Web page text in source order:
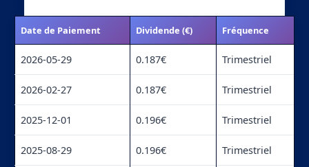
Date de Paiement Dividende (€) Fréquence
2026-05-29 0.187€ Trimestriel
2026-02-27 0.187€ Trimestriel
2025-12-01 0.196€ Trimestriel
2025-08-29 0.196€ Trimestriel